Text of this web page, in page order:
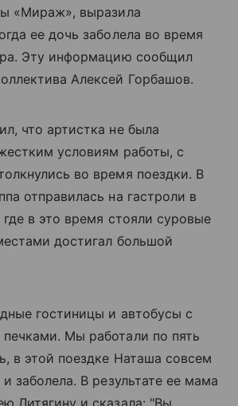
«Мираж», выразила
ее дочь заболела во время
Эту информацию сообщил
Алексей Горбашов.
что артистка не была
условиям работы, с
во время поездки. В
отправилась на гастроли в
в это время стояли суровые
достигал большой
гостиницы и автобусы с
Мы работали по пять
в этой поездке Наташа совсем
заболела. В результате ее мама